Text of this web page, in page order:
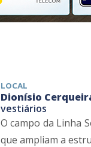
LOCAL
Dionísio
vestiários
O campo da Linha
que ampliam a